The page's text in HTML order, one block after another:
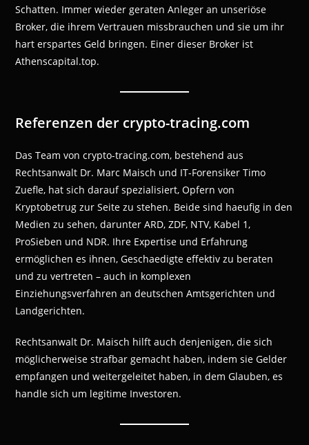
Schatten. Immer wieder geraten Anleger an unseriöse
Broker, die ihrem Vertrauen missbrauchen und sie um ihr
hart erspartes Geld bringen. Einer dieser Broker ist
Athenscapital.top.
Referenzen der crypto-tracing.com
Das Team von crypto-tracing.com, bestehend aus
Rechtsanwalt Dr. Marc Maisch und IT-Forensiker Timo
Zuefle, hat sich darauf spezialisiert, Opfern von
Kryptobetrug zur Seite zu stehen. Beide sind haeufig in den
Medien zu sehen, darunter ARD, ZDF, NTV, Kabel 1,
ProSieben und NDR. Ihre Expertise und Erfahrung
ermöglichen es ihnen, Geschaedigte effektiv zu beraten
und zu vertreten – auch in komplexen
Einziehungsverfahren an deutschen Amtsgerichten und
Landgerichten.
Rechtsanwalt Dr. Maisch hilft auch denjenigen, die sich
möglicherweise strafbar gemacht haben, indem sie Gelder
empfangen und weitergeleitet haben, in dem Glauben, es
handle sich um legitime Investoren.